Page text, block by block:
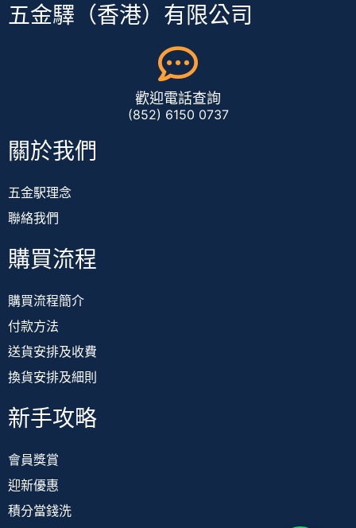
五金驛（香港）有限公司
歡迎電話查詢
(852) 6150 0737
關於我們
五金駅理念
聯絡我們
購買流程
購買流程簡介
付款方法
送貨安排及收費
換貨安排及細則
新手攻略
會員獎賞
迎新優惠
積分當錢洗